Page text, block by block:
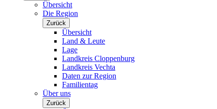
Übersicht
Die Region
Zurück
Übersicht
Land & Leute
Lage
Landkreis Cloppenburg
Landkreis Vechta
Daten zur Region
Familientag
Über uns
Zurück